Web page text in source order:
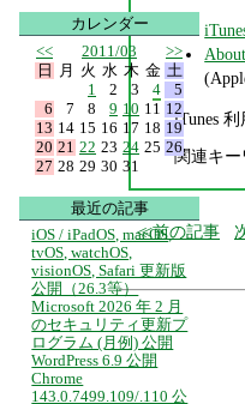
iTunes
関連キー
前の記事
カレンダー
<<
2011/03
>>
日
月 火 水 木 金 土
1
2 3 4
5
6
7 8 9 10 11 12
13 14 15 16 17 18 19
20 21 22 23 24 25 26
27 28 29 30 31
最近の記事
iOS / iPadOS, macOS,
tvOS, watchOS,
visionOS, Safari 更新版
公開（26.3等）
Microsoft 2026 年 2 月
のセキュリティ更新プ
ログラム (月例) 公開
WordPress 6.9 公開
Chrome
143.0.7499.109/.110 公